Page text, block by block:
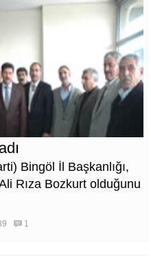
Bingöl İl Başkanlığı,
Rıza Bozkurt olduğunu
1